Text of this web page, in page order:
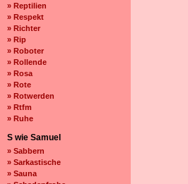
» Reptilien
» Respekt
» Richter
» Rip
» Roboter
» Rollende
» Rosa
» Rote
» Rotwerden
» Rtfm
» Ruhe
S wie Samuel
» Sabbern
» Sarkastische
» Sauna